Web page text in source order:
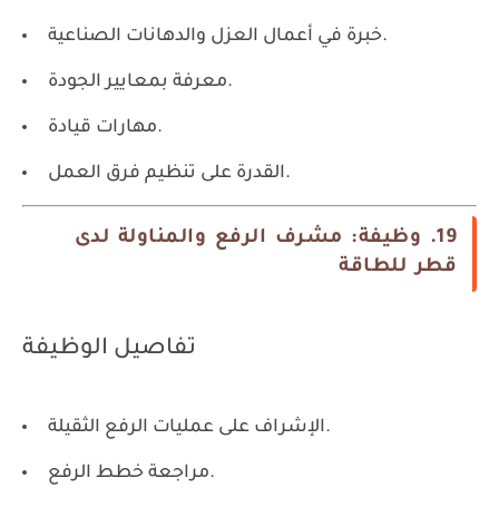
خبرة في أعمال العزل والدهانات الصناعية.
معرفة بمعايير الجودة.
مهارات قيادة.
القدرة على تنظيم فرق العمل.
19. وظيفة: مشرف الرفع والمناولة لدى
قطر للطاقة
تفاصيل الوظيفة
الإشراف على عمليات الرفع الثقيلة.
مراجعة خطط الرفع.